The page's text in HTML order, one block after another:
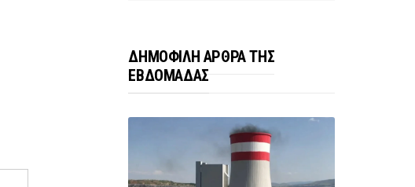
ΔΗΜΟΦΙΛΗ ΑΡΘΡΑ ΤΗΣ
ΕΒΔΟΜΑΔΑΣ